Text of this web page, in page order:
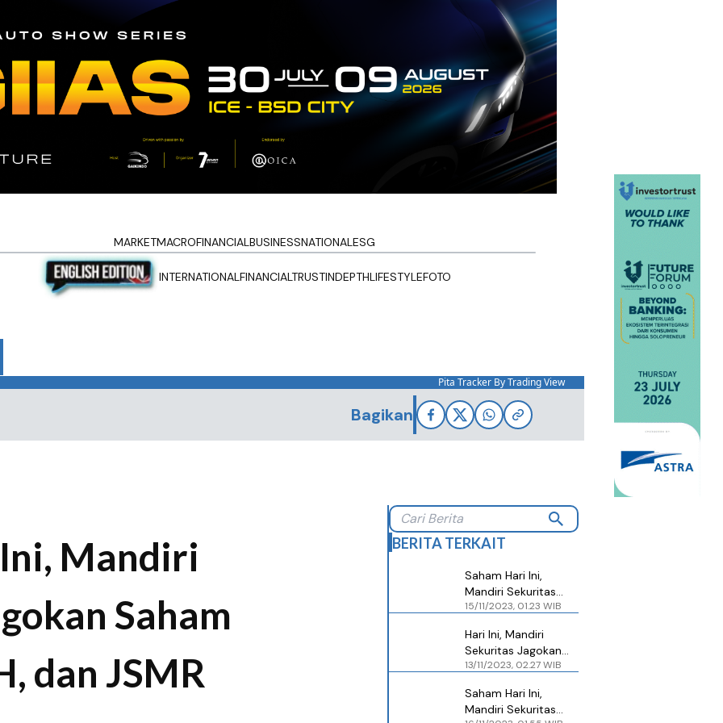
MARKETMACROFINANCIALBUSINESSNATIONALESG
INTERNATIONALFINANCIALTRUSTINDEPTHLIFESTYLEFOTO
Pita Tracker By Trading View
Bagikan
Mandiri
Saham
dan JSMR
BERITA TERKAIT
Saham Hari Ini,
Mandiri Sekuritas
Jagokan Saham
JSMR
15/11/2023, 01.23 WIB
Hari Ini, Mandiri
Sekuritas Jagokan
Saham BBCA, BUAH,
13/11/2023, 02.27 WIB
Saham Hari Ini,
Mandiri Sekuritas